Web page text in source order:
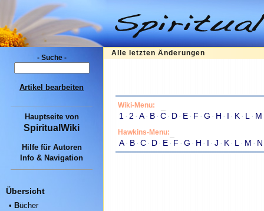
- Suche -
Artikel bearbeiten
Hauptseitevon
SpiritualWiki
Hilfe für Autoren
Info & Navigation
Übersicht
• Bücher
Alle letzten Änderungen
Wiki-Menu:
1 · 2 · A· B· C· D· E· F · G · H · I · K· L · M
Hawkins-Menu:
A· B· C· D· E· F · G · H · I · J · K· L · M · N